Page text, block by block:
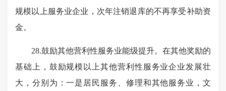
规模以上服务业企业，次年注销退库的不再享受补助资
金。
28.鼓励其他营利性服务业能级提升。在其他奖励的
基础上，鼓励规模以上其他营利性服务业企业发展壮
大，分别为：一是居民服务、修理和其他服务业，文